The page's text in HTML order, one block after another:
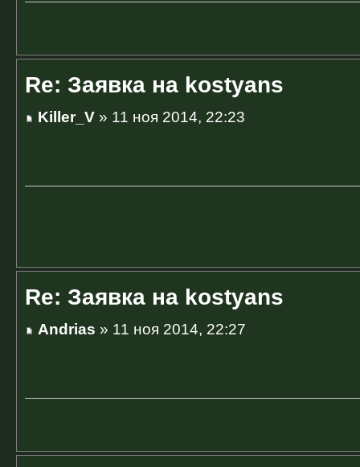
Re: Заявка на kostyans
Killer_V » 11 ноя 2014, 22:23
Re: Заявка на kostyans
Andrias » 11 ноя 2014, 22:27